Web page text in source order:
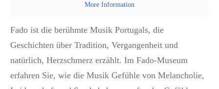
More Information
Fado ist die berühmte Musik Portugals, die
Geschichten über Tradition, Vergangenheit und
natürlich, Herzschmerz erzählt. Im Fado-Museum
erfahren Sie, wie die Musik Gefühle von Melancholie,